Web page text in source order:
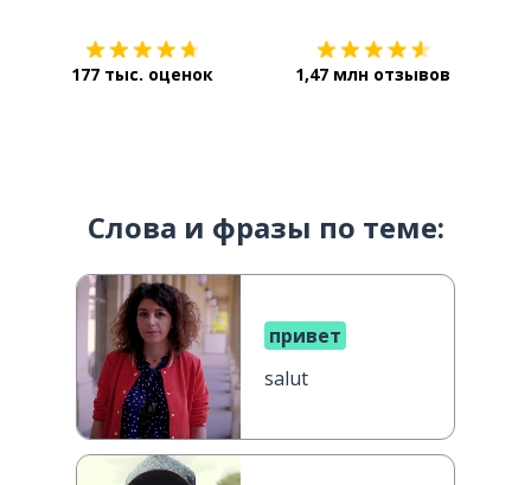
177 тыс. оценок 1,47 млн отзывов
Слова и фразы по теме:
привет
salut